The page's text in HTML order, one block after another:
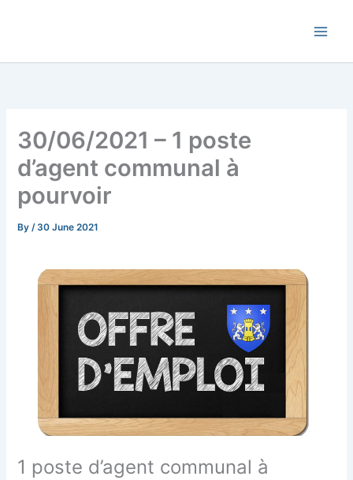
30/06/2021 – 1 poste
d’agent communal à
pourvoir
By/ 30 June 2021
1 poste d’agent communal à